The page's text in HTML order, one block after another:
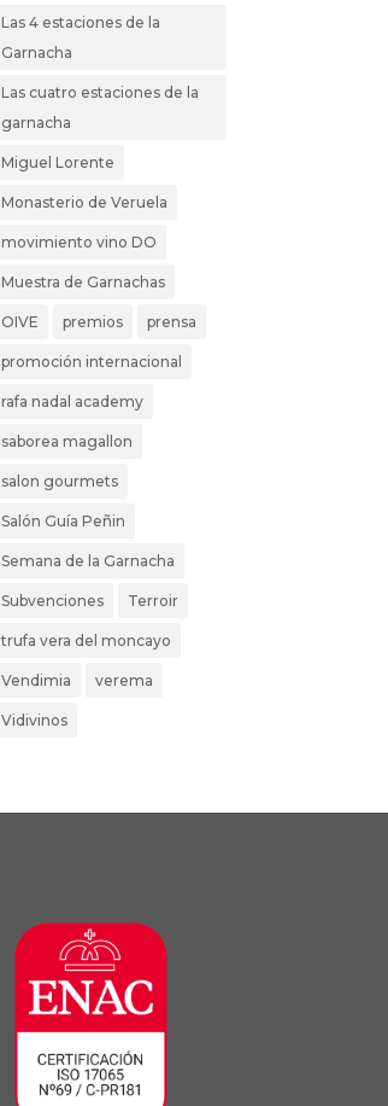
Las 4 estaciones de la
Garnacha
Las cuatro estaciones de la
garnacha
Miguel Lorente
Monasterio de Veruela
movimiento vino DO
Muestra de Garnachas
OIVE premios prensa
promoción internacional
rafa nadal academy
saborea magallon
salon gourmets
Salón Guía Peñin
Semana de la Garnacha
Subvenciones Terroir
trufa vera del moncayo
Vendimia verema
Vidivinos